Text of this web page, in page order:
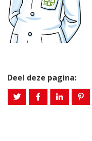
Deel deze pagina: